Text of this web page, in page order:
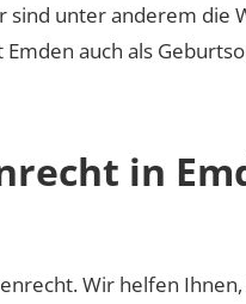
sind unter anderem
auch als
in
Wir helfen